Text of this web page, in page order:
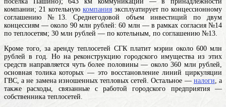
компании; 21 котельную компания эксплуатирует по концессионному
соглашению №13. Среднегодовой объем инвестиций по двум
концессиям — около 90 млн рублей: 60 млн — в рамках согласия №14
по теплосетям; 30 млн рублей — по котельным, по соглашению №13.
Кроме того, за аренду теплосетей СГК платит мэрии около 600 млн
рублей в год. Но на реконструкцию городского имущества из этих
средств направляется чуть более половины — около 360 млн рублей,
основная толика которых — это восстановление линий циркуляции
ГВС, а не замена изношенных тепловых сетей. Остальное — налоги , а
также расходы, связанные с работой городского предприятия —
собственника теплосетей.